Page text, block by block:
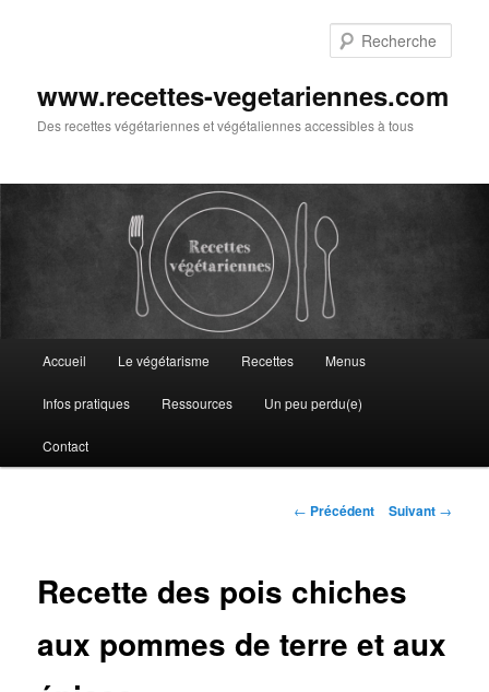
www.recettes-vegetariennes.com
Des recettes végétariennes et végétaliennes accessibles à tous
Accueil Le végétarisme Recettes Menus
Infos pratiques Ressources Un peu perdu(e)
Contact
Navigation
← Précédent Suivant →
Recette des pois chiches
aux pommes de terre et aux